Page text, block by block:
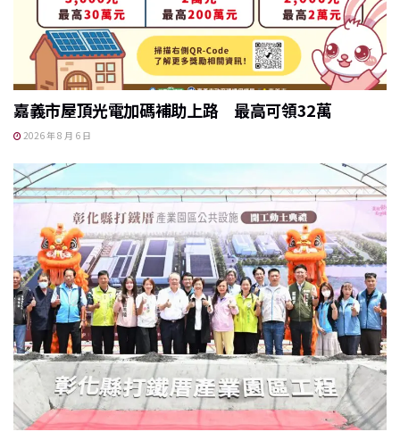
嘉義市屋頂光電加碼補助上路 最高可領32萬
2026 年 8 月 6 日